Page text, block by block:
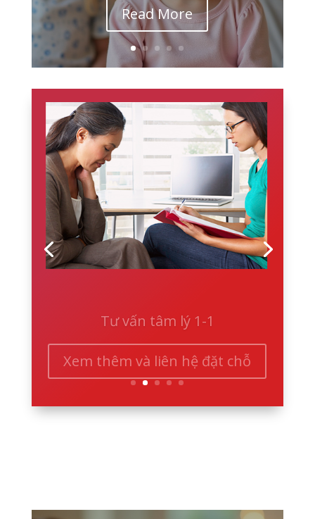
Read More
Tư vấn tâm lý 1-1
Xem thêm và liên hệ đặt chỗ